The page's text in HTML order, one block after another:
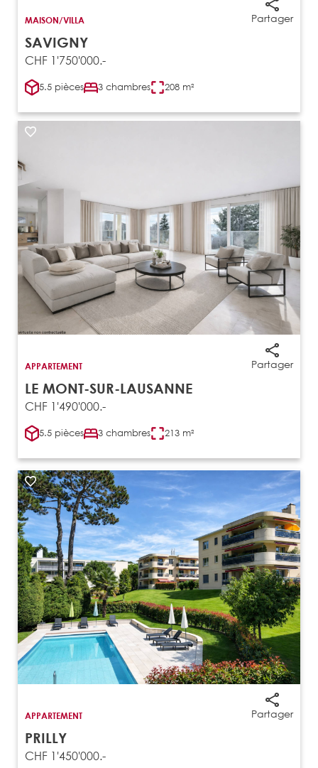
Partager
MAISON/VILLA
SAVIGNY
CHF 1'750'000.-
5.5 pièces 3 chambres 208 m²
Partager
APPARTEMENT
LE MONT-SUR-LAUSANNE
CHF 1'490'000.-
5.5 pièces 3 chambres 213 m²
Partager
APPARTEMENT
PRILLY
CHF 1'450'000.-